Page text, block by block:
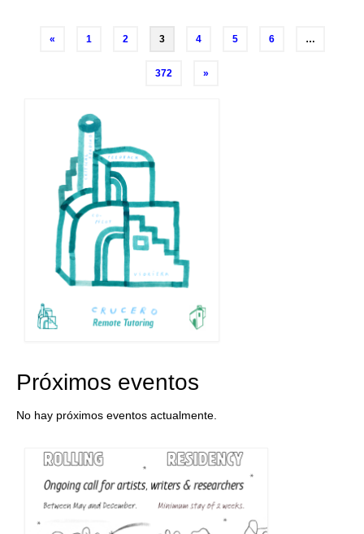
Navegación
« 1 2 3 4 5 6 …
372 »
Próximos eventos
No hay próximos eventos actualmente.